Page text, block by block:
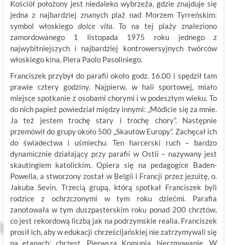
Kościół położony jest niedaleko wybrzeża, gdzie znajduje się
jedna z najbardziej znanych plaż nad Morzem Tyrreńskim:
symbol włoskiego dolce vita . To na tej plaży znaleziono
zamordowanego 1 listopada 1975 roku jednego z
najwybitniejszych i najbardziej kontrowersyjnych twórców
włoskiego kina, Piera Paolo Pasoliniego.
Franciszek przybył do parafii około godz. 16.00 i spędził tam
prawie cztery godziny. Najpierw, w hali sportowej, miało
miejsce spotkanie z osobami chorymi i w podeszłym wieku. To
do nich papież powiedział między innymi: „Módlcie się za mnie.
Ja też jestem trochę stary i trochę chory”. Następnie
przemówił do grupy około 500 „Skautów Europy”. Zachęcał ich
do świadectwa i uśmiechu. Ten harcerski ruch – bardzo
dynamicznie działający przy parafii w Ostii – nazywany jest
skautingiem katolickim. Opiera się na pedagogice Baden-
Powella, a stworzony został w Belgii i Francji przez jezuitę, o.
Jakuba Sevin. Trzecią grupą, którą spotkał Franciszek byli
rodzice z ochrzczonymi w tym roku dziećmi. Parafia
zanotowała w tym duszpasterskim roku ponad 200 chrztów,
co jest rekordową liczbą jak na podrzymskie realia. Franciszek
prosił ich, aby w edukacji chrześcijańskiej nie zatrzymywali się
na etapach: chrzest, Pierwsza Komunia, bierzmowanie. W